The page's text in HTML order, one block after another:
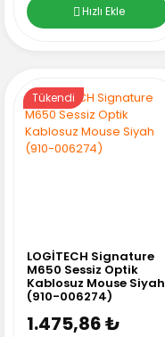
Hızlı Ekle
Tükendi
LOGİTECH Signature
M650 Sessiz Optik
Kablosuz Mouse Siyah
(910-006274)
1.475,86 ₺